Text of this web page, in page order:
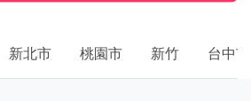
新北市 桃園市 新竹 台中市